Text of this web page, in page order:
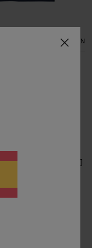
ORGANIC COTTON